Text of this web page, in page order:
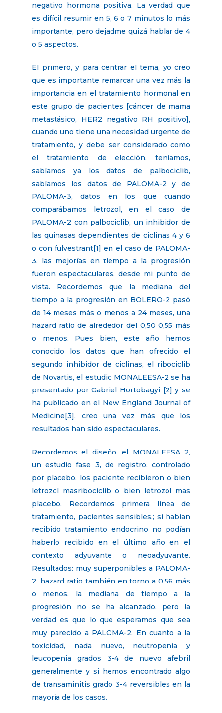
negativo hormona positiva. La verdad que
es difícil resumir en 5, 6 o 7 minutos lo más
importante, pero dejadme quizá hablar de 4
o 5 aspectos.
El primero, y para centrar el tema, yo creo
que es importante remarcar una vez más la
importancia en el tratamiento hormonal en
este grupo de pacientes [cáncer de mama
metastásico, HER2 negativo RH positivo],
cuando uno tiene una necesidad urgente de
tratamiento, y debe ser considerado como
el tratamiento de elección, teníamos,
sabíamos ya los datos de palbociclib,
sabíamos los datos de PALOMA-2 y de
PALOMA-3, datos en los que cuando
comparábamos letrozol, en el caso de
PALOMA-2 con palbociclib, un inhibidor de
las quinasas dependientes de ciclinas 4 y 6
o con fulvestrant[1] en el caso de PALOMA-
3, las mejorías en tiempo a la progresión
fueron espectaculares, desde mi punto de
vista. Recordemos que la mediana del
tiempo a la progresión en BOLERO-2 pasó
de 14 meses más o menos a 24 meses, una
hazard ratio de alrededor del 0,50 0,55 más
o menos. Pues bien, este año hemos
conocido los datos que han ofrecido el
segundo inhibidor de ciclinas, el ribociclib
de Novartis, el estudio MONALEESA-2 se ha
presentado por Gabriel Hortobagyi [2] y se
ha publicado en el New England Journal of
Medicine[3], creo una vez más que los
resultados han sido espectaculares.
Recordemos el diseño, el MONALEESA 2,
un estudio fase 3, de registro, controlado
por placebo, los paciente recibieron o bien
letrozol masribociclib o bien letrozol mas
placebo. Recordemos primera línea de
tratamiento, pacientes sensibles.; si habían
recibido tratamiento endocrino no podían
haberlo recibido en el último año en el
contexto adyuvante o neoadyuvante.
Resultados: muy superponibles a PALOMA-
2, hazard ratio también en torno a 0,56 más
o menos, la mediana de tiempo a la
progresión no se ha alcanzado, pero la
verdad es que lo que esperamos que sea
muy parecido a PALOMA-2. En cuanto a la
toxicidad, nada nuevo, neutropenia y
leucopenia grados 3-4 de nuevo afebril
generalmente y si hemos encontrado algo
de transaminitis grado 3-4 reversibles en la
mayoría de los casos.